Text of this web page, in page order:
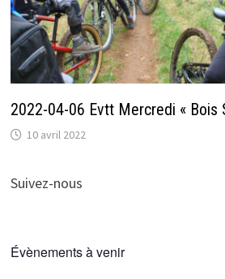
2022-04-06 Evtt Mercredi « Bois
10 avril 2022
Suivez-nous
Évènements à venir